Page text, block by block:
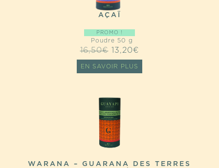
AÇAÏ
PROMO !
Poudre 50 g
16,50€ LE
PRIX
13,20€
PRIX
EN SAVOIR PLUS
WARANA – GUARANA DES TERRES